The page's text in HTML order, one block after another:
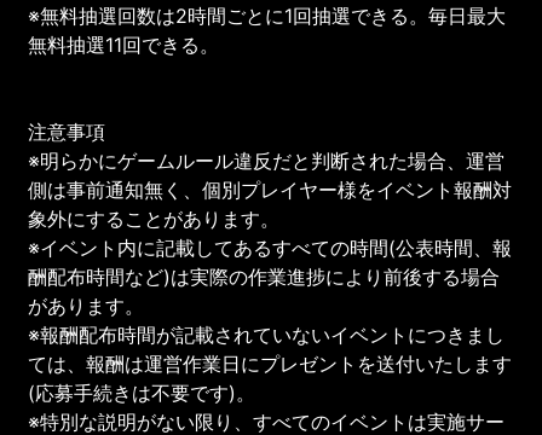
※無料抽選回数は2時間ごとに1回抽選できる。毎日最大
無料抽選11回できる。
注意事項
※明らかにゲームルール違反だと判断された場合、運営
側は事前通知無く、個別プレイヤー様をイベント報酬対
象外にすることがあります。
※イベント内に記載してあるすべての時間(公表時間、報
酬配布時間など)は実際の作業進捗により前後する場合
があります。
※報酬配布時間が記載されていないイベントにつきまし
ては、報酬は運営作業日にプレゼントを送付いたします
(応募手続きは不要です)。
※特別な説明がない限り、すべてのイベントは実施サー